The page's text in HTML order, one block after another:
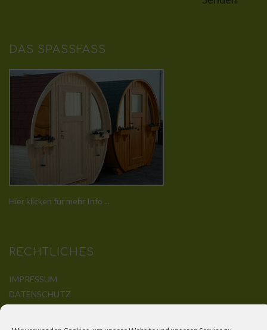
DAS SPASSFASS
Hier klicken für mehr Info ...
RECHTLICHES
IMPRESSUM
DATENSCHUTZ